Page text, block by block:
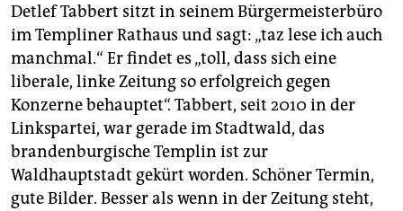
Detlef Tabbert sitzt in seinem Bürgermeisterbüro
im Templiner Rathaus und sagt: „taz lese ich auch
manchmal.“ Er findet es „toll, dass sich eine
liberale, linke Zeitung so erfolgreich gegen
Konzerne behauptet“. Tabbert, seit 2010 in der
Linkspartei, war gerade im Stadtwald, das
brandenburgische Templin ist zur
Waldhauptstadt gekürt worden. Schöner Termin,
gute Bilder. Besser als wenn in der Zeitung steht,